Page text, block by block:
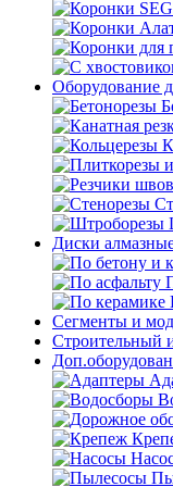
Оборудование
Диски
Сегменты и
Строительный